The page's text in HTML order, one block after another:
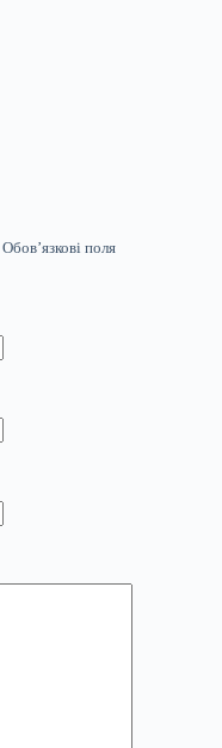
Обов’язкові поля